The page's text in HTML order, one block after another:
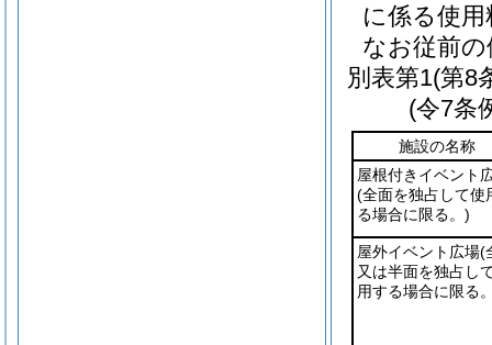
に係る使
なお従前
別表第1(第8
(令7条
施設の名称
屋根付きイベント
(全面を独占して使
る場合に限る。)
屋外イベント広場(
又は半面を独占し
用する場合に限る